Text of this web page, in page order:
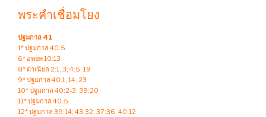
พระคำเชื่อมโยง
ปฐมกาล 41
1* ปฐมกาล 40:5
6* อพยพ 10:13
8* ดาเนียล 2:1, 3; 4:5, 19
9* ปฐมกาล 40:1, 14, 23
10* ปฐมกาล 40:2-3; 39:20
11* ปฐมกาล 40:5
12* ปฐมกาล 39:14; 43:32; 37:36; 40:12